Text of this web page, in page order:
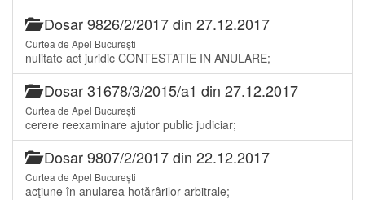
Dosar 9826/2/2017 din 27.12.2017
Curtea de Apel București
nulitate act juridic CONTESTATIE IN ANULARE;
Dosar 31678/3/2015/a1 din 27.12.2017
Curtea de Apel București
cerere reexaminare ajutor public judiciar;
Dosar 9807/2/2017 din 22.12.2017
Curtea de Apel București
acţiune în anularea hotărârilor arbitrale;